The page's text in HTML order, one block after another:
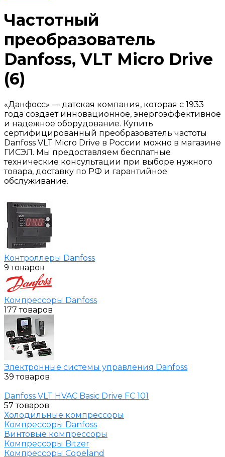
Частотный
преобразователь
Danfoss, VLT Micro Drive
(6)
«Данфосс» — датская компания, которая с 1933
года создает инновационное, энергоэффективное
и надежное оборудование. Купить
сертифицированный преобразователь частоты
Danfoss VLT Micro Drive в России можно в магазине
ГИСЭЛ. Мы предоставляем бесплатные
технические консультации при выборе нужного
товара, доставку по РФ и гарантийное
обслуживание.
Контроллеры Danfoss
9 товаров
Компрессоры Danfoss
177 товаров
Электронные системы управления Danfoss
39 товаров
Danfoss VLT HVAC Basic Drive FC 101
57 товаров
Холодильные компрессоры
Компрессоры Danfoss
Винтовые компрессоры
Компрессоры Bitzer
Компрессоры Copeland